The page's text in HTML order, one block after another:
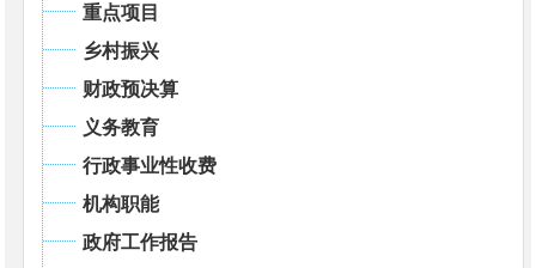
重点项目
乡村振兴
财政预决算
义务教育
行政事业性收费
机构职能
政府工作报告